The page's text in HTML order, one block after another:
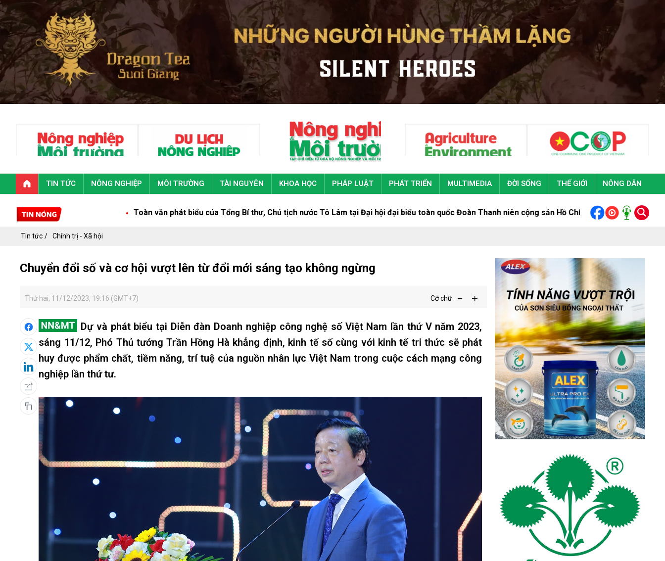
TIN TỨC NÔNG NGHIỆP MÔI TRƯỜNG TÀI NGUYÊN KHOA HỌC PHÁP LUẬT PHÁT TRIỂN MULTIMEDIA ĐỜI SỐNG THẾ GIỚI NÔNG DÂN
Toàn văn phát biểu của Tổng Bí thư, Chủ tịch nước Tô Lâm tại Đại hội đại biểu toàn quốc Đoàn Thanh niên cộng sản Hồ Chí Minh lần thứ XIIIBộ trưởng Trịnh Việt
Tin tức Chính trị - Xã hội
Chuyển đổi số và cơ hội vượt lên từ đổi mới sáng tạo không ngừng
Thứ hai, 11/12/2023, 19:16 (GMT+7) Cỡ chữ
Dự và phát biểu tại Diễn đàn Doanh nghiệp công nghệ số Việt Nam lần thứ V năm 2023,
sáng 11/12, Phó Thủ tướng Trần Hồng Hà khẳng định, kinh tế số cùng với kinh tế tri thức sẽ phát
huy được phẩm chất, tiềm năng, trí tuệ của nguồn nhân lực Việt Nam trong cuộc cách mạng công
nghiệp lần thứ tư.